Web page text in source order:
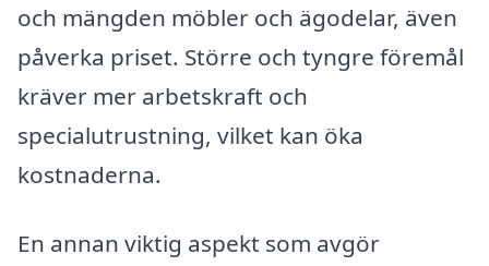
och mängden möbler och ägodelar, även
påverka priset. Större och tyngre föremål
kräver mer arbetskraft och
specialutrustning, vilket kan öka
kostnaderna.
En annan viktig aspekt som avgör